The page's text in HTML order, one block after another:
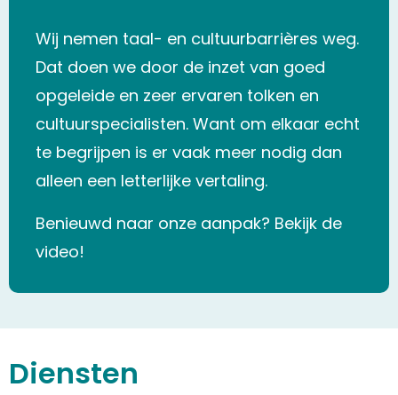
Wij nemen taal- en cultuurbarrières weg.
Dat doen we door de inzet van goed
opgeleide en zeer ervaren tolken en
cultuurspecialisten. Want om elkaar echt
te begrijpen is er vaak meer nodig dan
alleen een letterlijke vertaling.
Benieuwd naar onze aanpak? Bekijk de
video!
Diensten